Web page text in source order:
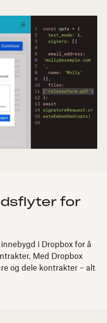
for
i Dropbox for å
Med Dropbox
og dele kontrakter – alt